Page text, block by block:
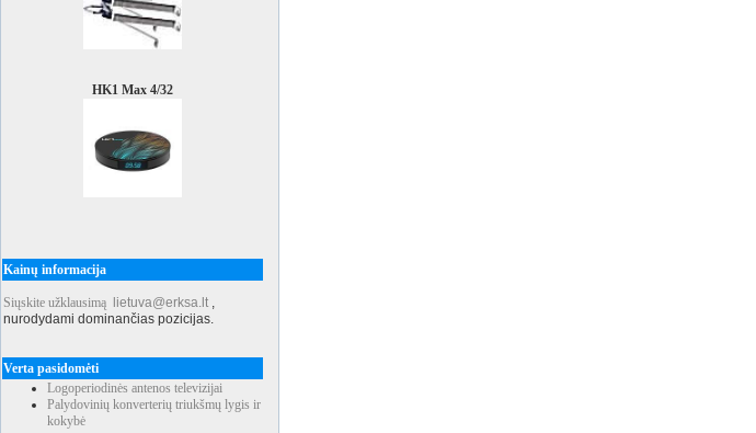
HK1 Max 4/32
Kainų informacija
Siųskite užklausimą lietuva@erksa.lt ,
nurodydami dominančias pozicijas.
Verta pasidomėti
Logoperiodinės antenos televizijai
Palydovinių konverterių triukšmų lygis ir
kokybė